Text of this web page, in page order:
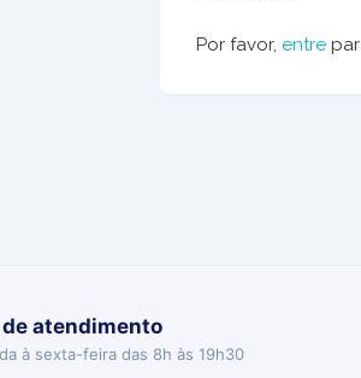
Por favor, entre
atendimento
à sexta-feira das 8h às 19h30